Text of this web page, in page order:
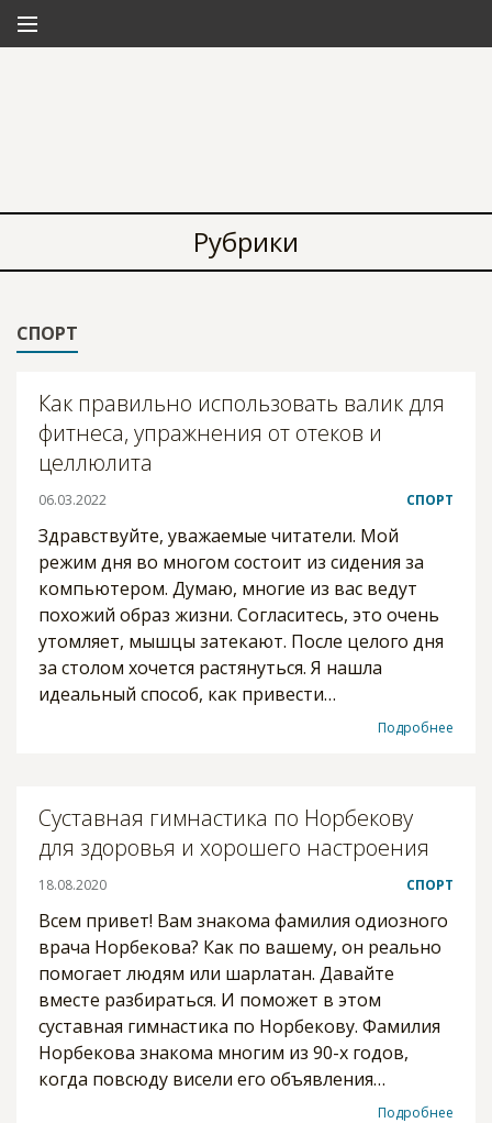
Рубрики
СПОРТ
Как правильно использовать валик для
фитнеса, упражнения от отеков и
целлюлита
06.03.2022 СПОРТ
Здравствуйте, уважаемые читатели. Мой
режим дня во многом состоит из сидения за
компьютером. Думаю, многие из вас ведут
похожий образ жизни. Согласитесь, это очень
утомляет, мышцы затекают. После целого дня
за столом хочется растянуться. Я нашла
идеальный способ, как привести…
Подробнее
Суставная гимнастика по Норбекову
для здоровья и хорошего настроения
18.08.2020 СПОРТ
Всем привет! Вам знакома фамилия одиозного
врача Норбекова? Как по вашему, он реально
помогает людям или шарлатан. Давайте
вместе разбираться. И поможет в этом
суставная гимнастика по Норбекову. Фамилия
Норбекова знакома многим из 90-х годов,
когда повсюду висели его объявления…
Подробнее